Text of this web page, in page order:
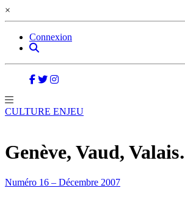
×
Connexion
CULTURE ENJEU
Genève, Vaud,
Numéro 16 – Décembre 2007